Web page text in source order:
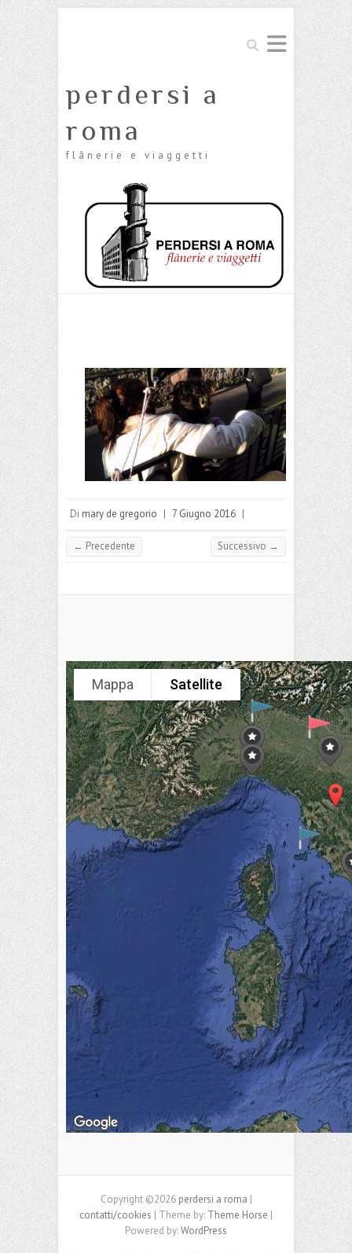
Cerca
perdersi a
roma
flânerie e viaggetti
Di mary de gregorio | 7 Giugno 2016 |
← Precedente Successivo →
Mappa Satellite
Copyright ©2026 perdersi a roma |
contatti/cookies | Theme by: Theme Horse |
Powered by:WordPress